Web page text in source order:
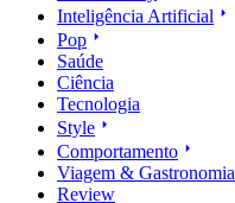
Inteligência Artificial
Pop
Saúde
Ciência
Tecnologia
Style
Comportamento
Viagem & Gastronomia
Review